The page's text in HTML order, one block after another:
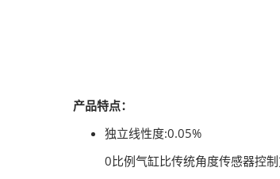
产品特点：
独立线性度:0.05%
0比例气缸比传统角度传感器控